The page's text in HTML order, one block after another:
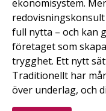
ekonomisystem.
full nytta – och kan
företaget som
trygghet. Ett nytt
Traditionellt har
över underlag, och